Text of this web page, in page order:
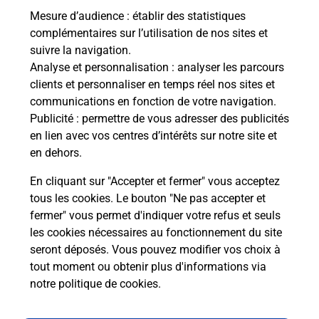
Mesure d’audience : établir des statistiques
complémentaires sur l’utilisation de nos sites et
suivre la navigation.
Analyse et personnalisation : analyser les parcours
clients et personnaliser en temps réel nos sites et
communications en fonction de votre navigation.
Publicité : permettre de vous adresser des publicités
en lien avec vos centres d’intérêts sur notre site et
en dehors.
En cliquant sur "Accepter et fermer" vous acceptez
tous les cookies. Le bouton "Ne pas accepter et
fermer" vous permet d'indiquer votre refus et seuls
les cookies nécessaires au fonctionnement du site
seront déposés. Vous pouvez modifier vos choix à
tout moment ou obtenir plus d'informations via
notre politique de cookies.
Boîte aux Lettres La Poste
Prochaine collecte du courrierlundià 08h30
156 Rue Du Camp Del Mas
46400
Saint Laurent Les Tours
Itinéraire
Le lien s'ouvre dans un nouvel onglet
Localiser Liste Boîtes aux lettres
Lot
Saint Laurent Les Tours